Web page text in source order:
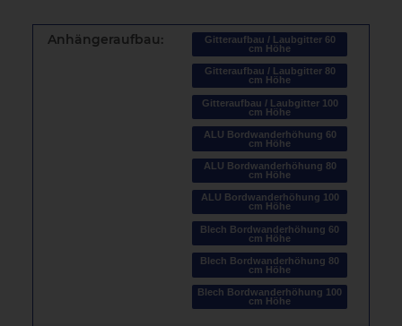
Anhängeraufbau:
Gitteraufbau / Laubgitter 60
cm Höhe
Gitteraufbau / Laubgitter 80
cm Höhe
Gitteraufbau / Laubgitter 100
cm Höhe
ALU Bordwanderhöhung 60
cm Höhe
ALU Bordwanderhöhung 80
cm Höhe
ALU Bordwanderhöhung 100
cm Höhe
Blech Bordwanderhöhung 60
cm Höhe
Blech Bordwanderhöhung 80
cm Höhe
Blech Bordwanderhöhung 100
cm Höhe